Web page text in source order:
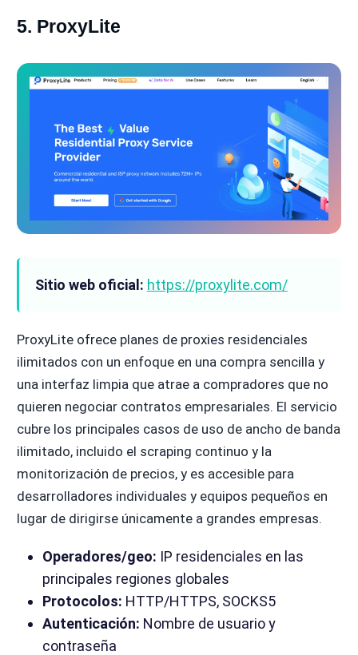
5. ProxyLite
Sitio web oficial: https://proxylite.com/
ProxyLite ofrece planes de proxies residenciales
ilimitados con un enfoque en una compra sencilla y
una interfaz limpia que atrae a compradores que no
quieren negociar contratos empresariales. El servicio
cubre los principales casos de uso de ancho de banda
ilimitado, incluido el scraping continuo y la
monitorización de precios, y es accesible para
desarrolladores individuales y equipos pequeños en
lugar de dirigirse únicamente a grandes empresas.
Operadores/geo: IP residenciales en las
principales regiones globales
Protocolos: HTTP/HTTPS, SOCKS5
Autenticación: Nombre de usuario y
contraseña